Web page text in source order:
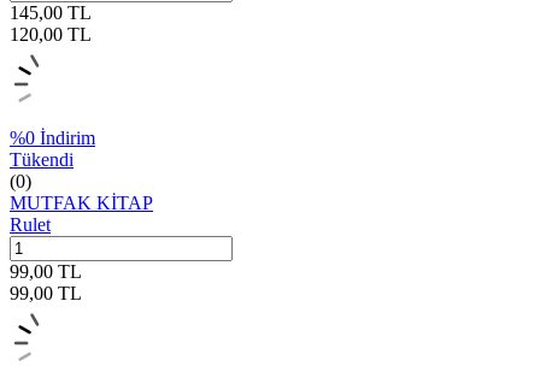
145,00 TL
120,00 TL
%0 İndirim
Tükendi
(0)
MUTFAK KİTAP
Rulet
99,00 TL
99,00 TL